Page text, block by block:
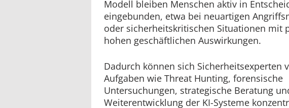
Modell bleiben Menschen aktiv in
eingebunden, etwa bei neuartigen
oder sicherheitskritischen Situationen mit
hohen geschäftlichen Auswirkungen.
Dadurch können sich Sicherheitsexperten
Aufgaben wie Threat Hunting, forensische
Untersuchungen, strategische Beratung
Weiterentwicklung der KI-Systeme